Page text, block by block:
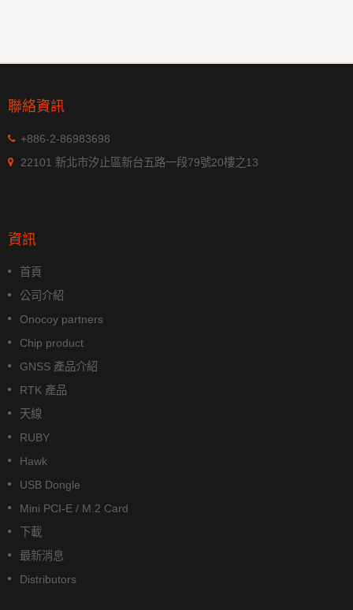
聯絡資訊
+886-2-86983698
22101 新北市汐止區新台五路一段79號20樓之13
資訊
首頁
公司介紹
Onocoy partners
Chip product
GNSS 產品介紹
RTK 產品
天線
RUBY
Hawk
USB Dongle
Mini PCI-E / M.2 Card
下載
最新消息
Distributors